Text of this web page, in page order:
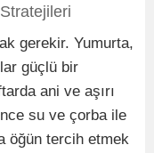
gerekir. Yumurta,
güçlü bir
ani ve aşırı
su ve çorba ile
öğün tercih etmek